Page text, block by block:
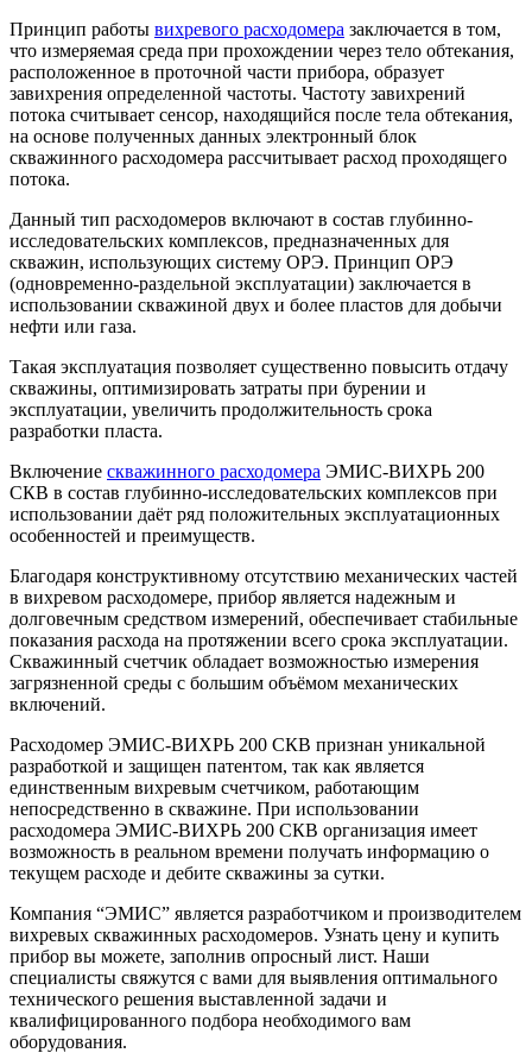
Принцип работы вихревого расходомера заключается в том,
что измеряемая среда при прохождении через тело обтекания,
расположенное в проточной части прибора, образует
завихрения определенной частоты. Частоту завихрений
потока считывает сенсор, находящийся после тела обтекания,
на основе полученных данных электронный блок
скважинного расходомера рассчитывает расход проходящего
потока.
Данный тип расходомеров включают в состав глубинно-
исследовательских комплексов, предназначенных для
скважин, использующих систему ОРЭ. Принцип ОРЭ
(одновременно-раздельной эксплуатации) заключается в
использовании скважиной двух и более пластов для добычи
нефти или газа.
Такая эксплуатация позволяет существенно повысить отдачу
скважины, оптимизировать затраты при бурении и
эксплуатации, увеличить продолжительность срока
разработки пласта.
Включение скважинного расходомера ЭМИС-ВИХРЬ 200
СКВ в состав глубинно-исследовательских комплексов при
использовании даёт ряд положительных эксплуатационных
особенностей и преимуществ.
Благодаря конструктивному отсутствию механических частей
в вихревом расходомере, прибор является надежным и
долговечным средством измерений, обеспечивает стабильные
показания расхода на протяжении всего срока эксплуатации.
Скважинный счетчик обладает возможностью измерения
загрязненной среды с большим объёмом механических
включений.
Расходомер ЭМИС-ВИХРЬ 200 СКВ признан уникальной
разработкой и защищен патентом, так как является
единственным вихревым счетчиком, работающим
непосредственно в скважине. При использовании
расходомера ЭМИС-ВИХРЬ 200 СКВ организация имеет
возможность в реальном времени получать информацию о
текущем расходе и дебите скважины за сутки.
Компания “ЭМИС” является разработчиком и производителем
вихревых скважинных расходомеров. Узнать цену и купить
прибор вы можете, заполнив опросный лист. Наши
специалисты свяжутся с вами для выявления оптимального
технического решения выставленной задачи и
квалифицированного подбора необходимого вам
оборудования.